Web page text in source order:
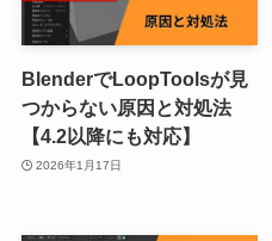
BlenderでLoopToolsが見
つからない原因と対処法
【4.2以降にも対応】
2026年1月17日